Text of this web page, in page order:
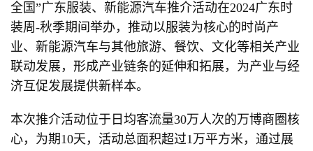
全国”广东服装、新能源汽车推介活动在2024广东时
装周-秋季期间举办，推动以服装为核心的时尚产
业、新能源汽车与其他旅游、餐饮、文化等相关产业
联动发展，形成产业链条的延伸和拓展，为产业与经
济互促发展提供新样本。
本次推介活动位于日均客流量30万人次的万博商圈核
心，为期10天，活动总面积超过1万平方米，通过展